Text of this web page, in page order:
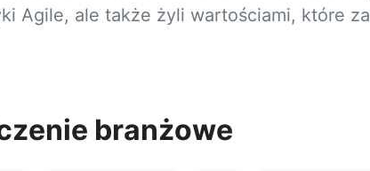
Agile, ale także żyli wartościami, które
branżowe